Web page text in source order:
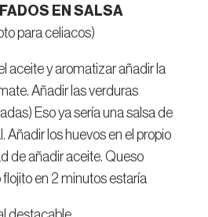
EN SALSA
para celiacos)
aceite y aromatizar añadir la
Añadir las verduras
Eso ya sería una salsa de
Añadir los huevos en el propio
de añadir aceite. Queso
en 2 minutos estaría